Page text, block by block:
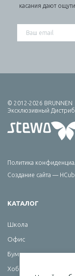
касания дают
© 2012-2026 BRUNNEN
Эксклюзивный
Политика
Создание сайта —
КАТАЛОГ
Школа
Офис
Бумажная продукция
Хобби